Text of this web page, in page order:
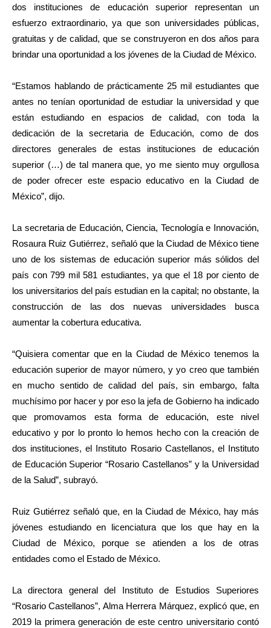
dos instituciones de educación superior representan un
esfuerzo extraordinario, ya que son universidades públicas,
gratuitas y de calidad, que se construyeron en dos años para
brindar una oportunidad a los jóvenes de la Ciudad de México.
“Estamos hablando de prácticamente 25 mil estudiantes que
antes no tenían oportunidad de estudiar la universidad y que
están estudiando en espacios de calidad, con toda la
dedicación de la secretaria de Educación, como de dos
directores generales de estas instituciones de educación
superior (…) de tal manera que, yo me siento muy orgullosa
de poder ofrecer este espacio educativo en la Ciudad de
México”, dijo.
La secretaria de Educación, Ciencia, Tecnología e Innovación,
Rosaura Ruiz Gutiérrez, señaló que la Ciudad de México tiene
uno de los sistemas de educación superior más sólidos del
país con 799 mil 581 estudiantes, ya que el 18 por ciento de
los universitarios del país estudian en la capital; no obstante, la
construcción de las dos nuevas universidades busca
aumentar la cobertura educativa.
“Quisiera comentar que en la Ciudad de México tenemos la
educación superior de mayor número, y yo creo que también
en mucho sentido de calidad del país, sin embargo, falta
muchísimo por hacer y por eso la jefa de Gobierno ha indicado
que promovamos esta forma de educación, este nivel
educativo y por lo pronto lo hemos hecho con la creación de
dos instituciones, el Instituto Rosario Castellanos, el Instituto
de Educación Superior “Rosario Castellanos” y la Universidad
de la Salud”, subrayó.
Ruiz Gutiérrez señaló que, en la Ciudad de México, hay más
jóvenes estudiando en licenciatura que los que hay en la
Ciudad de México, porque se atienden a los de otras
entidades como el Estado de México.
La directora general del Instituto de Estudios Superiores
“Rosario Castellanos”, Alma Herrera Márquez, explicó que, en
2019 la primera generación de este centro universitario contó